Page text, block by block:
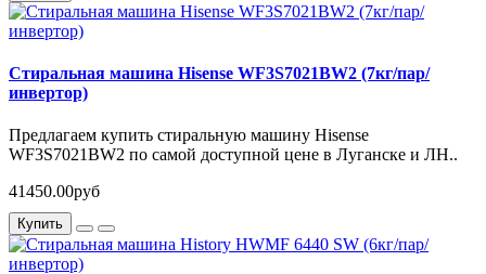
Стиральная машина Hisense WF3S7021BW2 (7кг/пар/
инвертор)
Предлагаем купить стиральную машину Hisense
WF3S7021BW2 по самой доступной цене в Луганске и ЛН..
41450.00руб
Купить